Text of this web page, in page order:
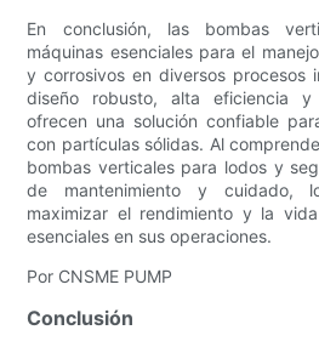
En conclusión, las bombas
máquinas esenciales para el
y corrosivos en diversos procesos
diseño robusto, alta eficiencia y
ofrecen una solución confiable
con partículas sólidas. Al
bombas verticales para lodos y
de mantenimiento y cuidado,
maximizar el rendimiento y la
esenciales en sus operaciones.
Por CNSME PUMP
Conclusión